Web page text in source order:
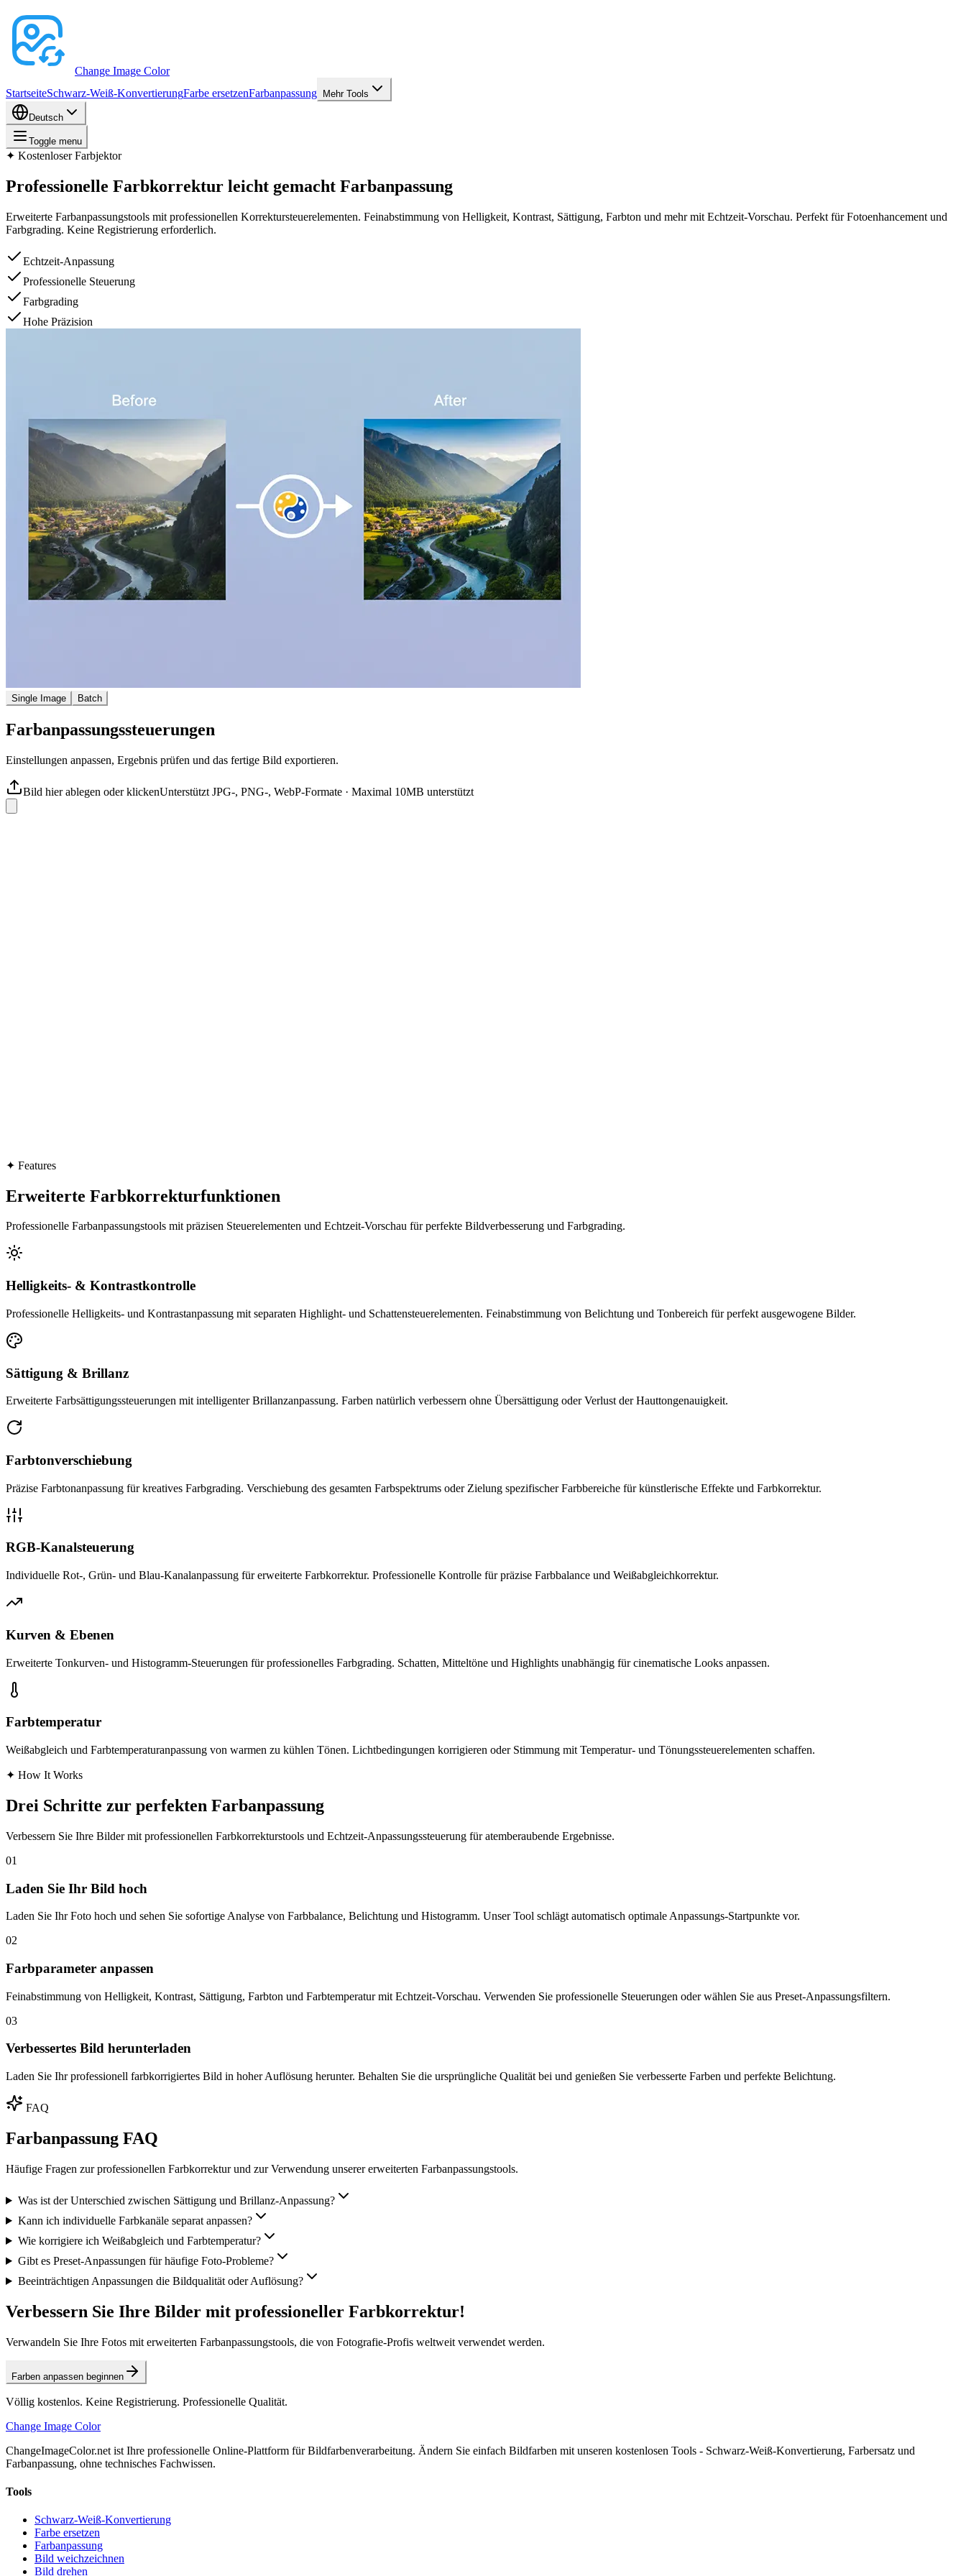
Change Image Color
StartseiteSchwarz-Weiß-KonvertierungFarbe ersetzenFarbanpassung Mehr Tools
Deutsch
Toggle menu
✦ Kostenloser Farbjektor
Professionelle Farbkorrektur leicht gemacht Farbanpassung
Erweiterte Farbanpassungstools mit professionellen Korrektursteuerelementen. Feinabstimmung von Helligkeit, Kontrast, Sättigung, Farbton und mehr mit Echtzeit-Vorschau. Perfekt für Fotoenhancement und
Farbgrading. Keine Registrierung erforderlich.
Echtzeit-Anpassung
Professionelle Steuerung
Farbgrading
Hohe Präzision
Single Image Batch
Farbanpassungssteuerungen
Einstellungen anpassen, Ergebnis prüfen und das fertige Bild exportieren.
Bild hier ablegen oder klickenUnterstützt JPG-, PNG-, WebP-Formate · Maximal 10MB unterstützt
✦ Features
Erweiterte Farbkorrekturfunktionen
Professionelle Farbanpassungstools mit präzisen Steuerelementen und Echtzeit-Vorschau für perfekte Bildverbesserung und Farbgrading.
Helligkeits- & Kontrastkontrolle
Professionelle Helligkeits- und Kontrastanpassung mit separaten Highlight- und Schattensteuerelementen. Feinabstimmung von Belichtung und Tonbereich für perfekt ausgewogene Bilder.
Sättigung & Brillanz
Erweiterte Farbsättigungssteuerungen mit intelligenter Brillanzanpassung. Farben natürlich verbessern ohne Übersättigung oder Verlust der Hauttongenauigkeit.
Farbtonverschiebung
Präzise Farbtonanpassung für kreatives Farbgrading. Verschiebung des gesamten Farbspektrums oder Zielung spezifischer Farbbereiche für künstlerische Effekte und Farbkorrektur.
RGB-Kanalsteuerung
Individuelle Rot-, Grün- und Blau-Kanalanpassung für erweiterte Farbkorrektur. Professionelle Kontrolle für präzise Farbbalance und Weißabgleichkorrektur.
Kurven & Ebenen
Erweiterte Tonkurven- und Histogramm-Steuerungen für professionelles Farbgrading. Schatten, Mitteltöne und Highlights unabhängig für cinematische Looks anpassen.
Farbtemperatur
Weißabgleich und Farbtemperaturanpassung von warmen zu kühlen Tönen. Lichtbedingungen korrigieren oder Stimmung mit Temperatur- und Tönungssteuerelementen schaffen.
✦ How It Works
Drei Schritte zur perfekten Farbanpassung
Verbessern Sie Ihre Bilder mit professionellen Farbkorrekturstools und Echtzeit-Anpassungssteuerung für atemberaubende Ergebnisse.
01
Laden Sie Ihr Bild hoch
Laden Sie Ihr Foto hoch und sehen Sie sofortige Analyse von Farbbalance, Belichtung und Histogramm. Unser Tool schlägt automatisch optimale Anpassungs-Startpunkte vor.
02
Farbparameter anpassen
Feinabstimmung von Helligkeit, Kontrast, Sättigung, Farbton und Farbtemperatur mit Echtzeit-Vorschau. Verwenden Sie professionelle Steuerungen oder wählen Sie aus Preset-Anpassungsfiltern.
03
Verbessertes Bild herunterladen
Laden Sie Ihr professionell farbkorrigiertes Bild in hoher Auflösung herunter. Behalten Sie die ursprüngliche Qualität bei und genießen Sie verbesserte Farben und perfekte Belichtung.
FAQ
Farbanpassung FAQ
Häufige Fragen zur professionellen Farbkorrektur und zur Verwendung unserer erweiterten Farbanpassungstools.
Was ist der Unterschied zwischen Sättigung und Brillanz-Anpassung?
Kann ich individuelle Farbkanäle separat anpassen?
Wie korrigiere ich Weißabgleich und Farbtemperatur?
Gibt es Preset-Anpassungen für häufige Foto-Probleme?
Beeinträchtigen Anpassungen die Bildqualität oder Auflösung?
Verbessern Sie Ihre Bilder mit professioneller Farbkorrektur!
Verwandeln Sie Ihre Fotos mit erweiterten Farbanpassungstools, die von Fotografie-Profis weltweit verwendet werden.
Farben anpassen beginnen
Völlig kostenlos. Keine Registrierung. Professionelle Qualität.
Change Image Color
ChangeImageColor.net ist Ihre professionelle Online-Plattform für Bildfarbenverarbeitung. Ändern Sie einfach Bildfarben mit unseren kostenlosen Tools - Schwarz-Weiß-Konvertierung, Farbersatz und
Farbanpassung, ohne technisches Fachwissen.
Tools
Schwarz-Weiß-Konvertierung
Farbe ersetzen
Farbanpassung
Bild weichzeichnen
Bild drehen